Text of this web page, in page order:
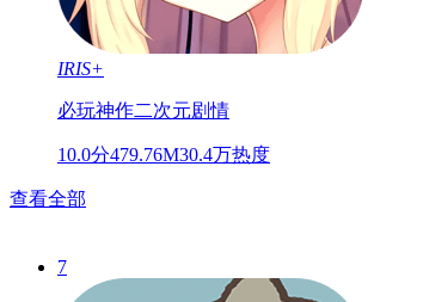
IRIS+
必玩神作二次元剧情
10.0分479.76M30.4万热度
查看全部
7